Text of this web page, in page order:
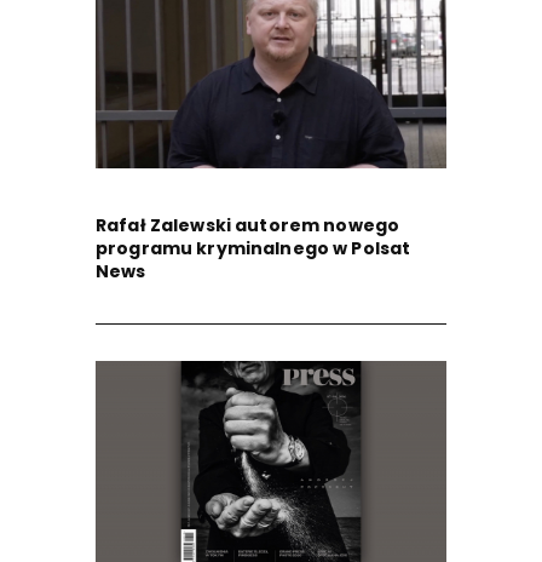
Rafał Zalewski autorem nowego
programu kryminalnego w Polsat
News